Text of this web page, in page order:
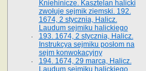
Kniehinicze. Kasztelan halicki
zwołuje sejmik ziemski. 192.
1674, 2 stycznia, Halicz.
Laudum sejmiku halickiego
193. 1674, 2 stycznia, Halicz.
Instrukcya sejmiku posłom na
sejm konwokacyjny
194. 1674, 29 marca, Halicz.
Laudum sejmiku halickiego